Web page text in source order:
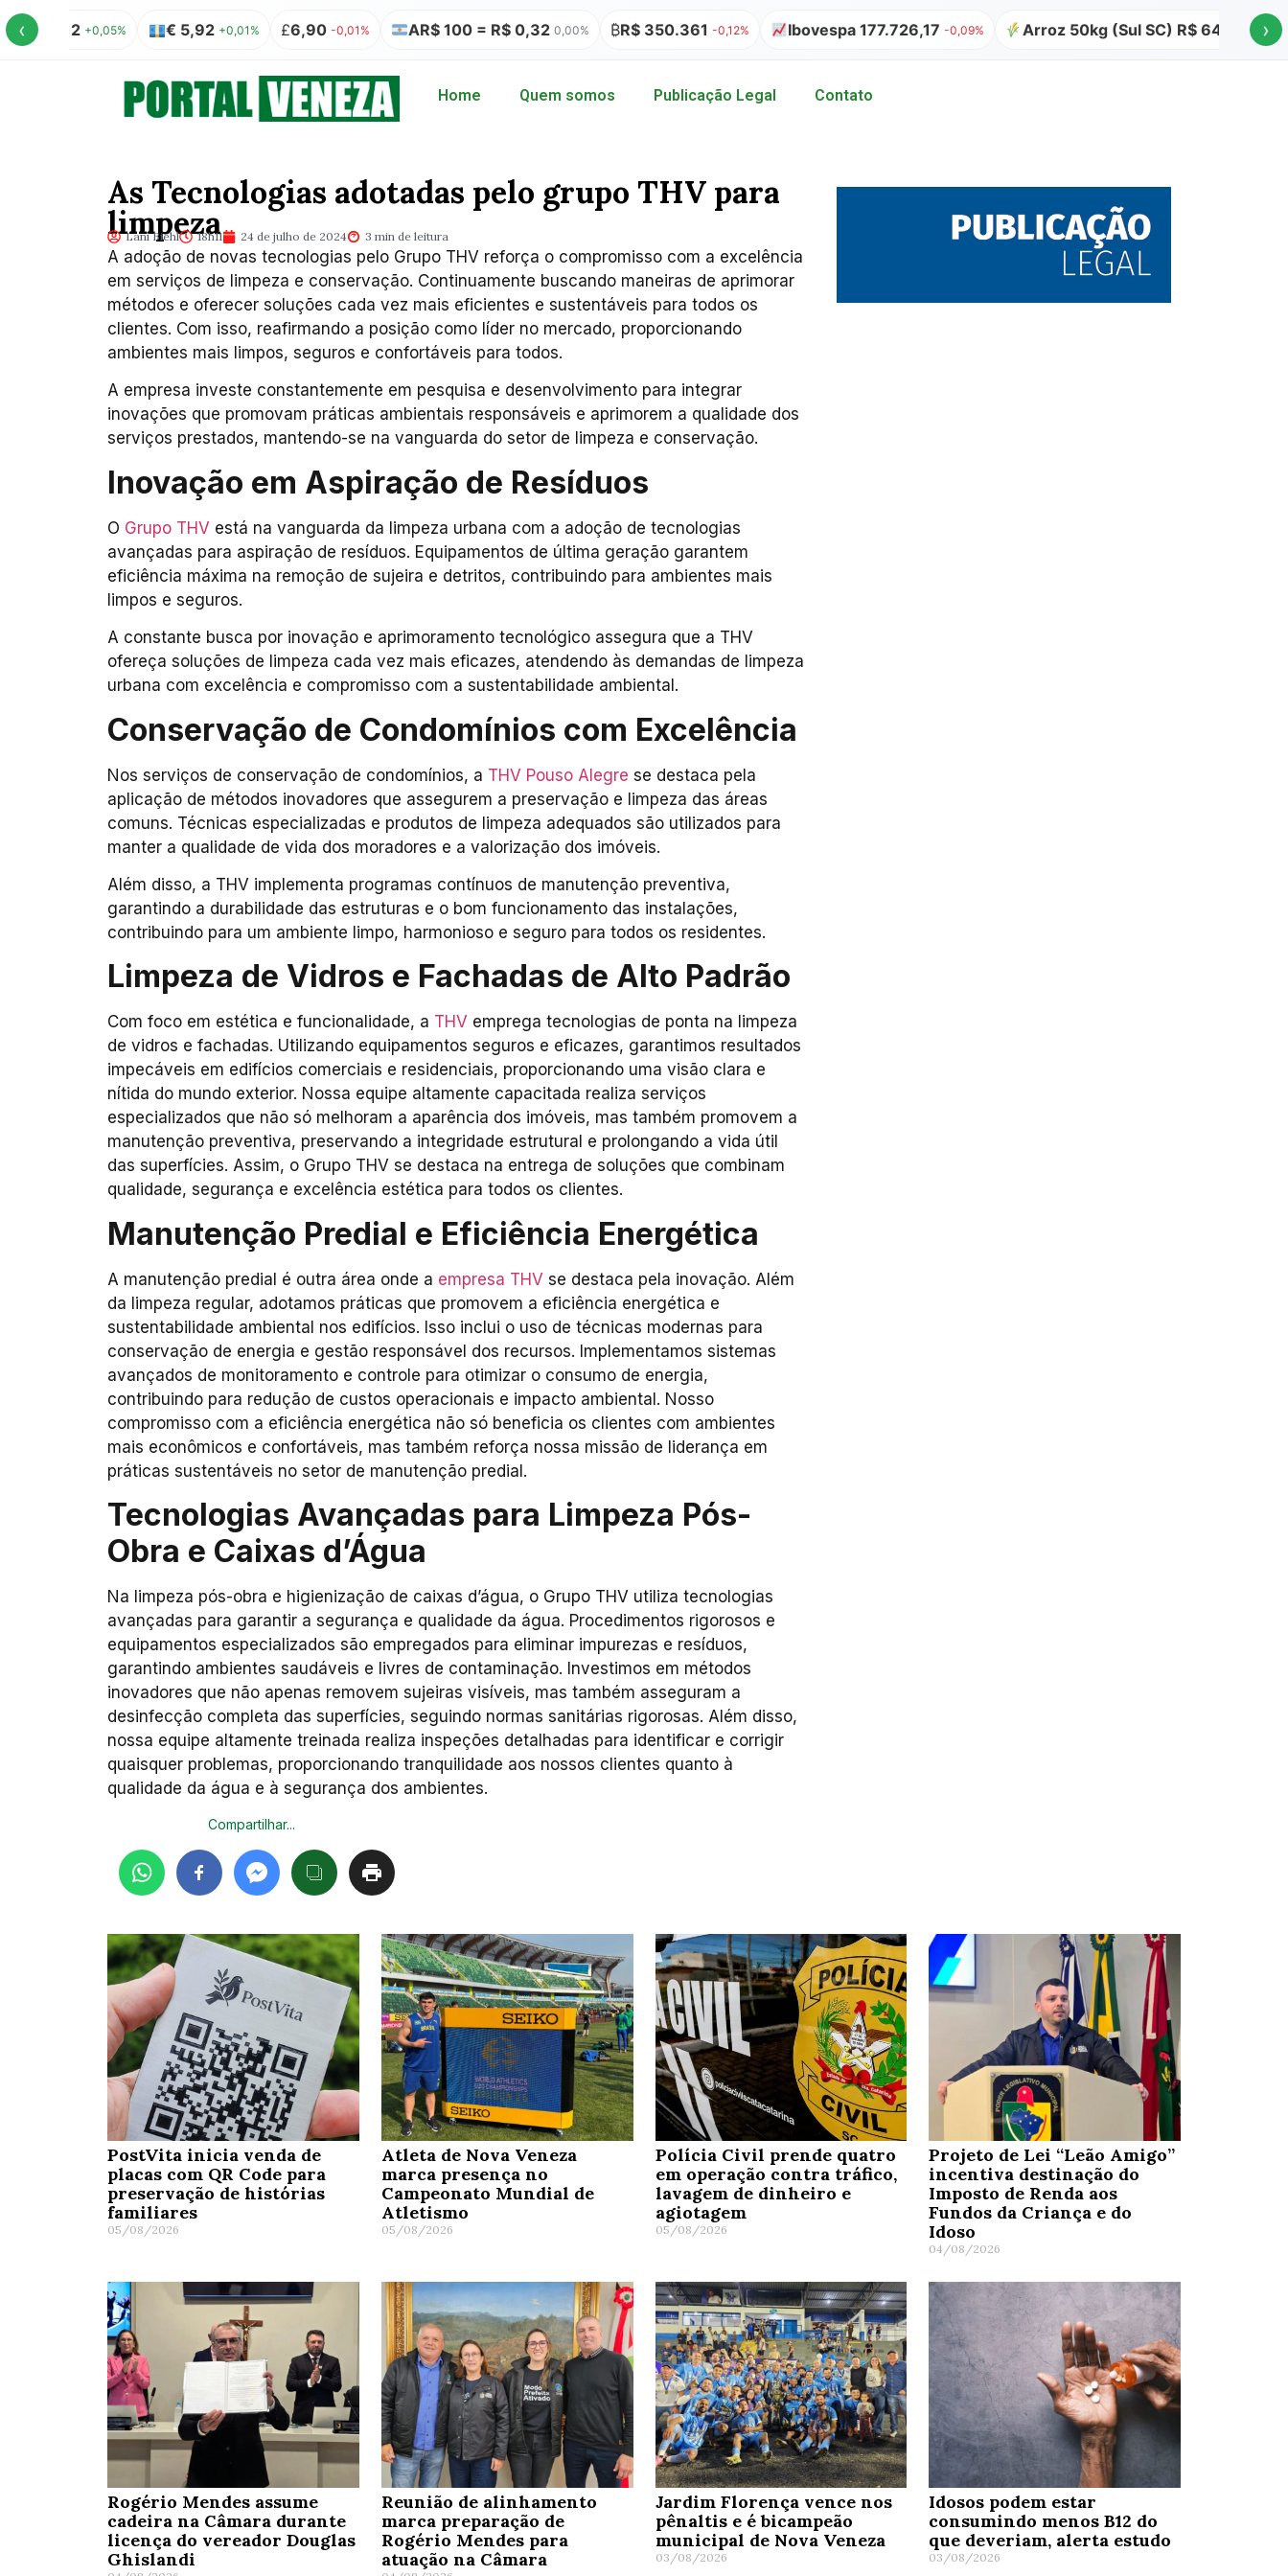
‹ +0,05% € 5,92 +0,01% £6,90 -0,01% AR$ 100 = R$ 0,32 0,00% ₿R$ 350.361 -0,12% Ibovespa 177.726,17 -0,09% Arroz 50kg (Sul SC) R$ 64,00 ›
Home Quem somos Publicação Legal Contato
As Tecnologias adotadas pelo grupo THV para
limpeza
Lani Biehl 18h11 24 de julho de 2024 3 min de leitura
A adoção de novas tecnologias pelo Grupo THV reforça o compromisso com a excelência
em serviços de limpeza e conservação. Continuamente buscando maneiras de aprimorar
métodos e oferecer soluções cada vez mais eficientes e sustentáveis para todos os
clientes. Com isso, reafirmando a posição como líder no mercado, proporcionando
ambientes mais limpos, seguros e confortáveis para todos.
A empresa investe constantemente em pesquisa e desenvolvimento para integrar
inovações que promovam práticas ambientais responsáveis e aprimorem a qualidade dos
serviços prestados, mantendo-se na vanguarda do setor de limpeza e conservação.
Inovação em Aspiração de Resíduos
O Grupo THV está na vanguarda da limpeza urbana com a adoção de tecnologias
avançadas para aspiração de resíduos. Equipamentos de última geração garantem
eficiência máxima na remoção de sujeira e detritos, contribuindo para ambientes mais
limpos e seguros.
A constante busca por inovação e aprimoramento tecnológico assegura que a THV
ofereça soluções de limpeza cada vez mais eficazes, atendendo às demandas de limpeza
urbana com excelência e compromisso com a sustentabilidade ambiental.
Conservação de Condomínios com Excelência
Nos serviços de conservação de condomínios, a THV Pouso Alegre se destaca pela
aplicação de métodos inovadores que assegurem a preservação e limpeza das áreas
comuns. Técnicas especializadas e produtos de limpeza adequados são utilizados para
manter a qualidade de vida dos moradores e a valorização dos imóveis.
Além disso, a THV implementa programas contínuos de manutenção preventiva,
garantindo a durabilidade das estruturas e o bom funcionamento das instalações,
contribuindo para um ambiente limpo, harmonioso e seguro para todos os residentes.
Limpeza de Vidros e Fachadas de Alto Padrão
Com foco em estética e funcionalidade, a THV emprega tecnologias de ponta na limpeza
de vidros e fachadas. Utilizando equipamentos seguros e eficazes, garantimos resultados
impecáveis em edifícios comerciais e residenciais, proporcionando uma visão clara e
nítida do mundo exterior. Nossa equipe altamente capacitada realiza serviços
especializados que não só melhoram a aparência dos imóveis, mas também promovem a
manutenção preventiva, preservando a integridade estrutural e prolongando a vida útil
das superfícies. Assim, o Grupo THV se destaca na entrega de soluções que combinam
qualidade, segurança e excelência estética para todos os clientes.
Manutenção Predial e Eficiência Energética
A manutenção predial é outra área onde a empresa THV se destaca pela inovação. Além
da limpeza regular, adotamos práticas que promovem a eficiência energética e
sustentabilidade ambiental nos edifícios. Isso inclui o uso de técnicas modernas para
conservação de energia e gestão responsável dos recursos. Implementamos sistemas
avançados de monitoramento e controle para otimizar o consumo de energia,
contribuindo para redução de custos operacionais e impacto ambiental. Nosso
compromisso com a eficiência energética não só beneficia os clientes com ambientes
mais econômicos e confortáveis, mas também reforça nossa missão de liderança em
práticas sustentáveis no setor de manutenção predial.
Tecnologias Avançadas para Limpeza Pós-
Obra e Caixas d’Água
Na limpeza pós-obra e higienização de caixas d’água, o Grupo THV utiliza tecnologias
avançadas para garantir a segurança e qualidade da água. Procedimentos rigorosos e
equipamentos especializados são empregados para eliminar impurezas e resíduos,
garantindo ambientes saudáveis e livres de contaminação. Investimos em métodos
inovadores que não apenas removem sujeiras visíveis, mas também asseguram a
desinfecção completa das superfícies, seguindo normas sanitárias rigorosas. Além disso,
nossa equipe altamente treinada realiza inspeções detalhadas para identificar e corrigir
quaisquer problemas, proporcionando tranquilidade aos nossos clientes quanto à
qualidade da água e à segurança dos ambientes.
Compartilhar...
PostVita inicia venda de
placas com QR Code para
preservação de histórias
familiares
05/08/2026
Atleta de Nova Veneza
marca presença no
Campeonato Mundial de
Atletismo
05/08/2026
Polícia Civil prende quatro
em operação contra tráfico,
lavagem de dinheiro e
agiotagem
05/08/2026
Projeto de Lei “Leão Amigo”
incentiva destinação do
Imposto de Renda aos
Fundos da Criança e do
Idoso
04/08/2026
Rogério Mendes assume
cadeira na Câmara durante
licença do vereador Douglas
Ghislandi
Reunião de alinhamento
marca preparação de
Rogério Mendes para
atuação na Câmara
Jardim Florença vence nos
pênaltis e é bicampeão
municipal de Nova Veneza
03/08/2026
Idosos podem estar
consumindo menos B12 do
que deveriam, alerta estudo
03/08/2026